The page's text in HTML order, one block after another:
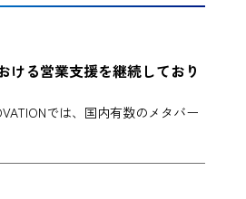
ける営業支援を継続しており
では、国内有数のメタバー